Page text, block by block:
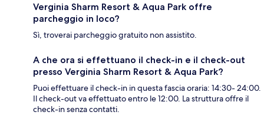
Verginia Sharm Resort & Aqua Park offre
parcheggio in loco?
Sì, troverai parcheggio gratuito non assistito.
A che ora si effettuano il check-in e il check-out
presso Verginia Sharm Resort & Aqua Park?
Puoi effettuare il check-in in questa fascia oraria: 14:30- 24:00.
Il check-out va effettuato entro le 12:00. La struttura offre il
check-in senza contatti.